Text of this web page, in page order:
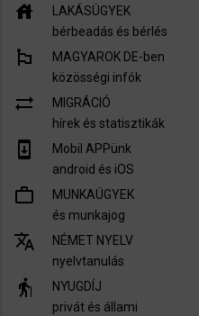
house
LAKÁSÜGYEK
bérbeadás és bérlés
emoji_flags
MAGYAROK DE-ben
közösségi infók
sync_alt
MIGRÁCIÓ
hírek és statisztikák
system_update
Mobil APPünk
android és iOS
work_outline
MUNKAÜGYEK
és munkajog
translate
NÉMET NYELV
nyelvtanulás
elderly
NYUGDÍJ
privát és állami